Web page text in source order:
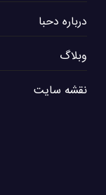
درباره دحبا
وبلاگ
نقشه سایت